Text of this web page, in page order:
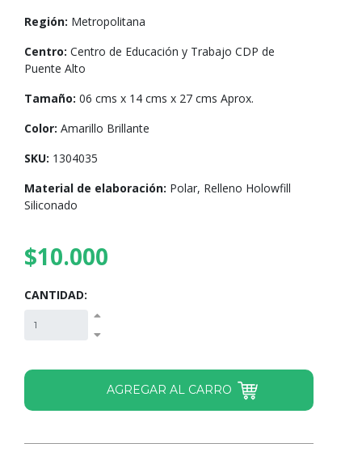
Región: Metropolitana
Centro: Centro de Educación y Trabajo CDP de
Puente Alto
Tamaño: 06 cms x 14 cms x 27 cms Aprox.
Color: Amarillo Brillante
SKU: 1304035
Material de elaboración: Polar, Relleno Holowfill
Siliconado
$10.000
CANTIDAD: